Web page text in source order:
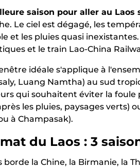
saison pour aller au
Le ciel est dégagé, les
et les pluies quasi
et le train Lao-China
idéale s'applique à
Luang Namtha) au sud
qui souhaitent éviter la foule
les pluies, paysages verts)
à Champasak).
du Laos : 3
borde la Chine, la Birmanie, la